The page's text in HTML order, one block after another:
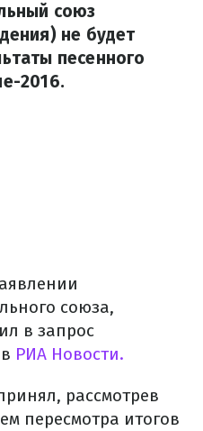
союз
не будет
песенного
2016.
союза,
в запрос
РИА Новости.
рассмотрев
пересмотра итогов